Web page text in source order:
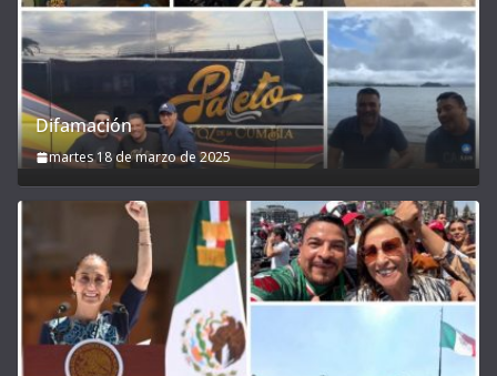
Difamación
martes 18 de marzo de 2025